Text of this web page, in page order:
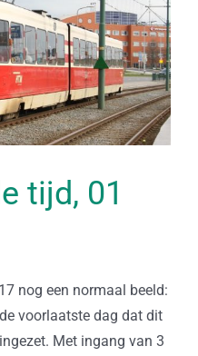
tijd, 01
nog een normaal beeld:
voorlaatste dag dat dit
Met ingang van 3